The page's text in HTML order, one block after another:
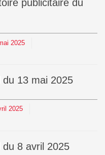
2025
du 13 mai 2025
2025
du 8 avril 2025